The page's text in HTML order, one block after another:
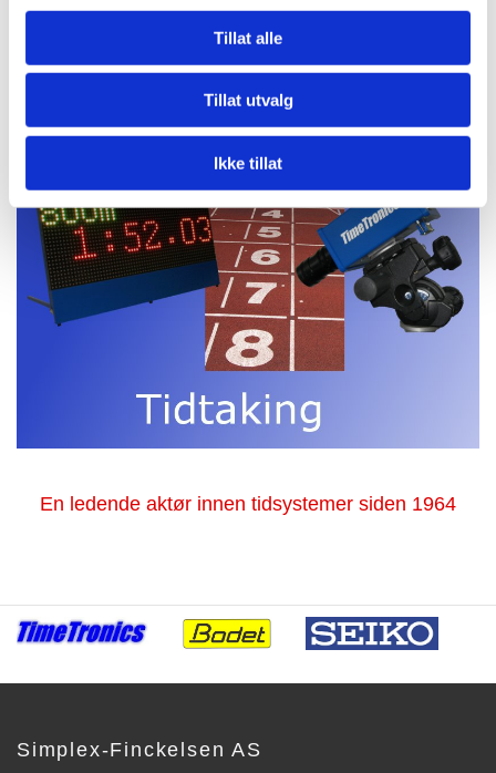
Tillat alle
Tillat utvalg
Ikke tillat
En ledende aktør innen tidsystemer siden 1964
Simplex-Finckelsen AS